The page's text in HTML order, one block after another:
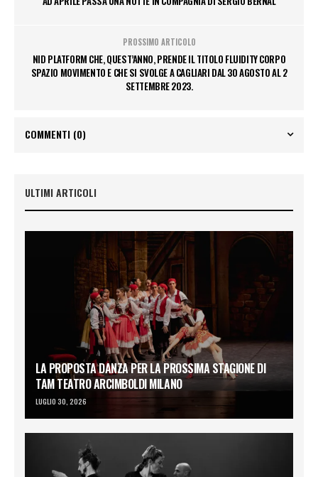
PROSSIMO ARTICOLO
NID PLATFORM CHE, QUEST’ANNO, PRENDE IL TITOLO FLUIDITY CORPO
SPAZIO MOVIMENTO E CHE SI SVOLGE A CAGLIARI DAL 30 AGOSTO AL 2
SETTEMBRE 2023.
COMMENTI (0)
ULTIMI ARTICOLI
LA PROPOSTA DANZA PER LA PROSSIMA STAGIONE DI
TAM TEATRO ARCIMBOLDI MILANO
LUGLIO 30, 2026